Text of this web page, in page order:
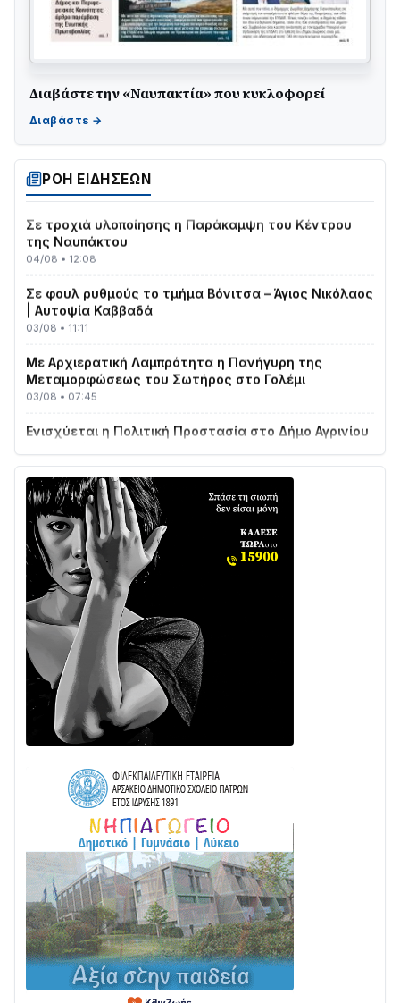
Διαβάστε την «Ναυπακτία» που κυκλοφορεί
ΡΟΗ ΕΙΔΗΣΕΩΝ
ΤΟ ΠΑΡΤΥ ΣΥΝΕΧΙΖΕΤΑΙ…
05/08 • 08:41
04/08 • 19:47
Σε τροχιά υλοποίησης η Παράκαμψη του Κέντρου
της Ναυπάκτου
04/08 • 12:08
| Αυτοψία Καββαδά
03/08 • 11:11
Μεταμορφώσεως του Σωτήρος στο Γολέμι
03/08 • 07:45
με δύο νέα υδροφόρα οχήματα
Διαβάστε την «Ναυπακτία» που κυκλοφορεί
31/07 • 08:16
Δωρίδα για Όλους: «Καμία εκχώρηση των νερών
στην ΕΥΔΑΠ»
28/07 • 21:46
Διαβάστε την «Ναυπακτία» που κυκλοφορεί
24/07 • 11:31
ΕΚΤΑΚΤΟ – ΝΑΥΠΑΚΤΙΑ: ΣΥΝΑΓΕΡΜΟΣ ΣΤΗΝ
ΠΥΡΟΣΒΕΣΤΙΚΗ ΓΙΑ ΦΩΤΙΑ ΣΤΟΝ ΑΓΙΟ ΗΛΙΑ ΠΡΙΝ ΤΗ
ΓΡΑΝΙΤΣΑ
24/07 • 11:03
ΤΟ ΠΑΡΤΥ ΣΥΝΕΧΙΖΕΤΑΙ…
Στο σκοτάδι μεγάλο μέρος στο Λυγιά Ναυπάκτου
04/08 • 19:47
Σε τροχιά υλοποίησης η Παράκαμψη του Κέντρου
της Ναυπάκτου
04/08 • 12:08
Σε φουλ ρυθμούς το τμήμα Βόνιτσα – Άγιος Νικόλαος
| Αυτοψία Καββαδά
03/08 • 11:11
Με Αρχιερατική Λαμπρότητα η Πανήγυρη της
Μεταμορφώσεως του Σωτήρος στο Γολέμι